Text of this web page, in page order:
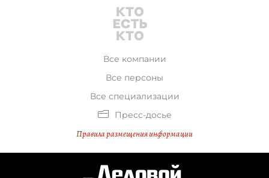
Все компании
Все персоны
Все специализации
Пресс-досье
Правила размещения информации